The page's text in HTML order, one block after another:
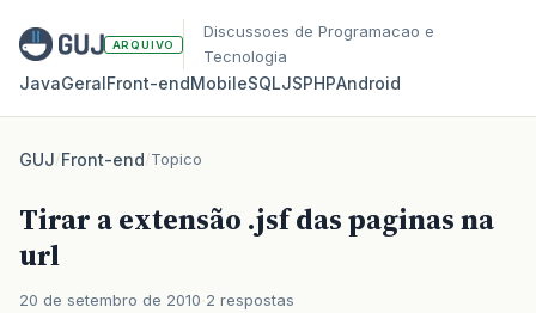
ARQUIVO
Discussoes de Programacao e
Tecnologia
JavaGeralFront‑endMobileSQLJSPHPAndroid
GUJ/Front-end/Topico
Tirar a extensão .jsf das paginas na
url
20 de setembro de 2010 2 respostas